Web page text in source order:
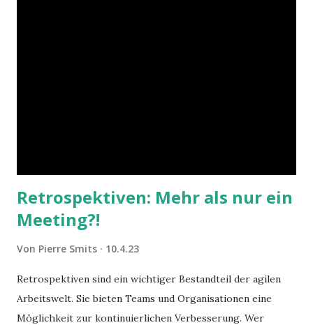
Retrospektiven: Mehr als nur ein
Meeting?!
Von Pierre Smits 10.4.23
Retrospektiven sind ein wichtiger Bestandteil der agilen
Arbeitswelt. Sie bieten Teams und Organisationen eine
Möglichkeit zur kontinuierlichen Verbesserung. Wer